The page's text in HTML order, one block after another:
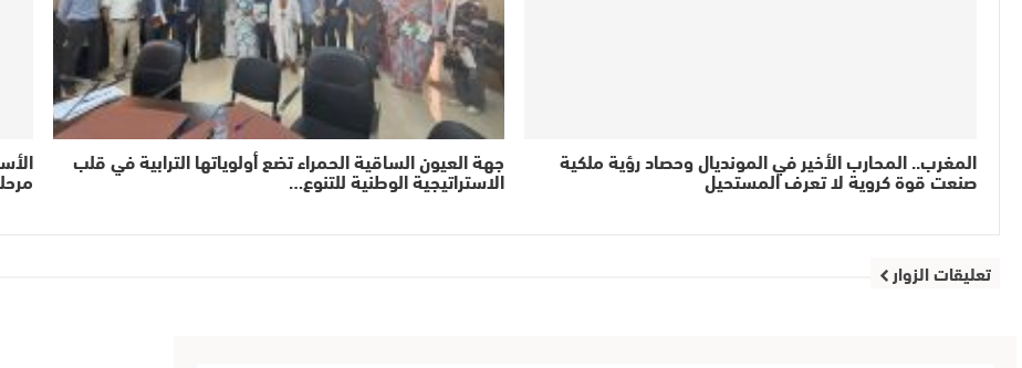
المغرب.. المحارب الأخير في المونديال وحصاد رؤية ملكية
صنعت قوة كروية لا تعرف المستحيل
جهة العيون الساقية الحمراء تضع أولوياتها الترابية في قلب
الاستراتيجية الوطنية للتنوع…
تعليقات الزوار